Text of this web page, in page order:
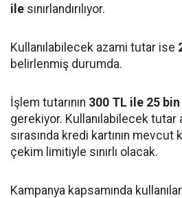
ile sınırlandırılıyor.
Kullanılabilecek azami tutar ise
belirlenmiş durumda.
İşlem tutarının 300 TL ile 25 bin
gerekiyor. Kullanılabilecek tutar
sırasında kredi kartının mevcut
çekim limitiyle sınırlı olacak.
Kampanya kapsamında